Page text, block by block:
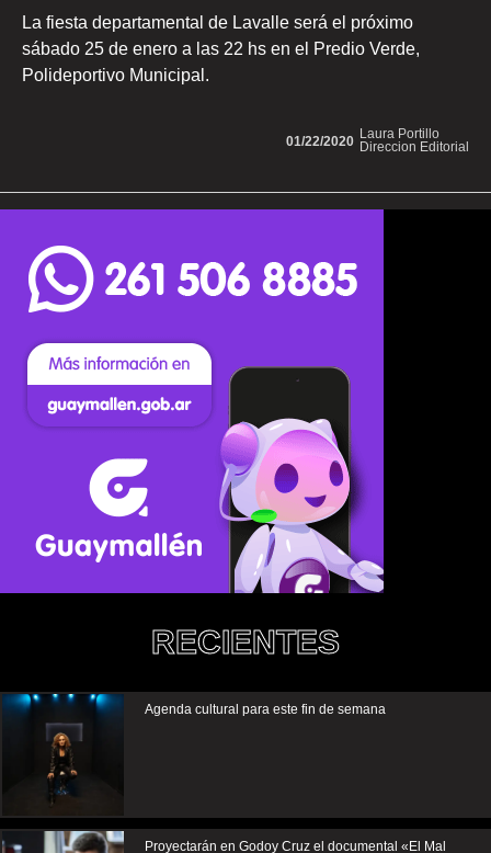
La fiesta departamental de Lavalle será el próximo
sábado 25 de enero a las 22 hs en el Predio Verde,
Polideportivo Municipal.
Laura Portillo
Direccion Editorial
01/22/2020
RECIENTES
Agenda cultural para este fin de semana
Proyectarán en Godoy Cruz el documental «El Mal